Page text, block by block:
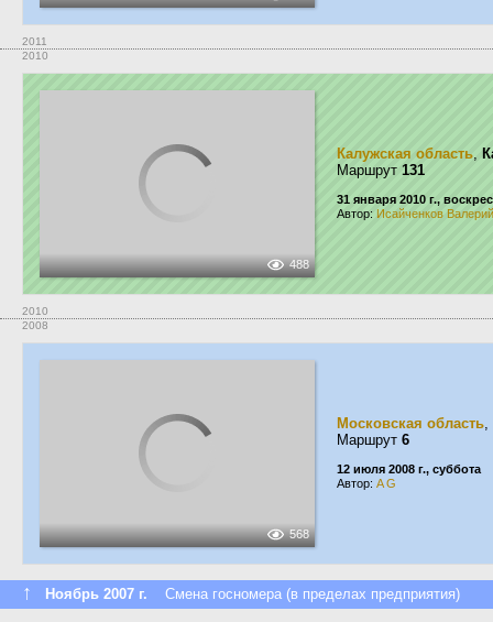
2011
2010
488
Калужская область,
Маршрут 131
31 января 2010 г.,
Автор: Исайченков Валерий
2010
2008
568
Московская область,
Маршрут 6
12 июля 2008 г., суббота
Автор: A G
↑ Ноябрь 2007 г. Смена госномера (в пределах предприятия)